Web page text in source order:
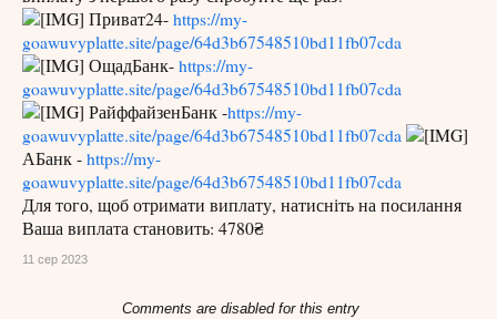
Приват24- https://my-
goawuvyplatte.site/page/64d3b67548510bd11fb07cda
ОщадБанк- https://my-
goawuvyplatte.site/page/64d3b67548510bd11fb07cda
РайффайзенБанк -https://my-
goawuvyplatte.site/page/64d3b67548510bd11fb07cda
АБанк - https://my-
goawuvyplatte.site/page/64d3b67548510bd11fb07cda
Для того, щоб отримати виплату, натисніть на посилання
Ваша виплата становить: 4780₴
11 сер 2023
Comments are disabled for this entry